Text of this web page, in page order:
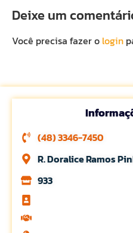
Deixe um
Você precisa fazer o login
(48) 3346-7450
R. Doralice Ramos
933